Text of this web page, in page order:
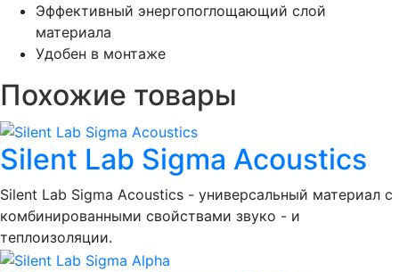
Эффективный энергопоглощающий слой
материала
Удобен в монтаже
Похожие товары
Silent Lab Sigma Acoustics
Silent Lab Sigma Acoustics - универсальный материал с
комбинированными свойствами звуко - и
теплоизоляции.